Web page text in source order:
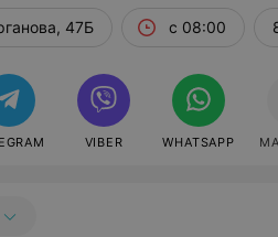
47Б с 08:00
VIBER WHATSAPP